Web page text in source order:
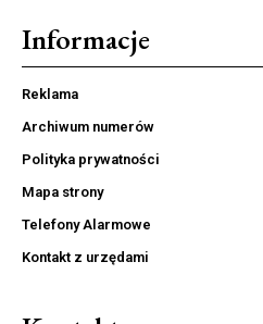
Informacje
Reklama
Archiwum numerów
Polityka prywatności
Mapa strony
Telefony Alarmowe
Kontakt z urzędami